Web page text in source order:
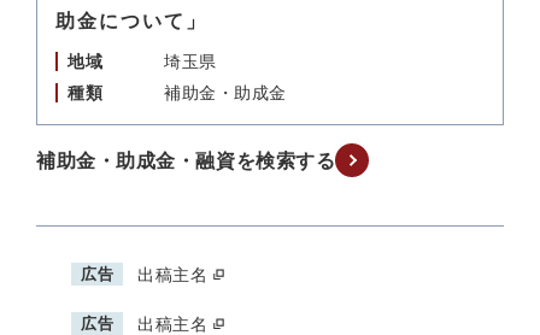
助金について」
地域
埼玉県
種類
補助金・助成金
補助金・助成金・融資を検索する
広告 出稿主名
広告 出稿主名